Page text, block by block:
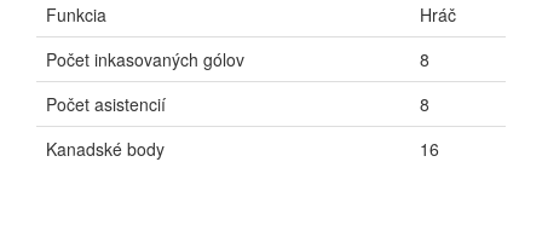
Funkcia
Hráč
Počet inkasovaných gólov
8
Počet asistencií
8
Kanadské body
16